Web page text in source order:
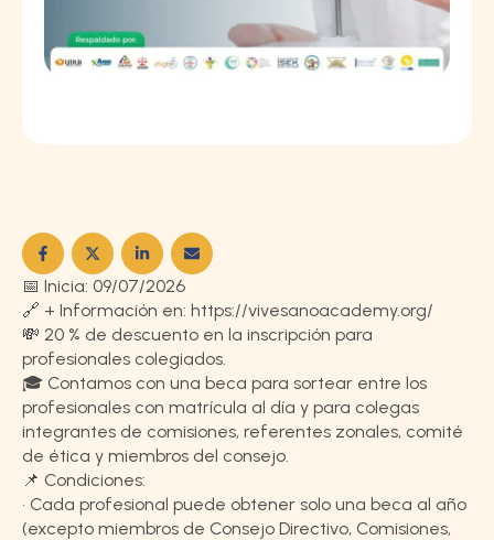
📅 Inicia: 09/07/2026
🔗 + Información en: https://vivesanoacademy.org/
💸 20 % de descuento en la inscripción para
profesionales colegiados.
🎓 Contamos con una beca para sortear entre los
profesionales con matrícula al día y para colegas
integrantes de comisiones, referentes zonales, comité
de ética y miembros del consejo.
📌 Condiciones:
•⁠ ⁠Cada profesional puede obtener solo una beca al año
(excepto miembros de Consejo Directivo, Comisiones,